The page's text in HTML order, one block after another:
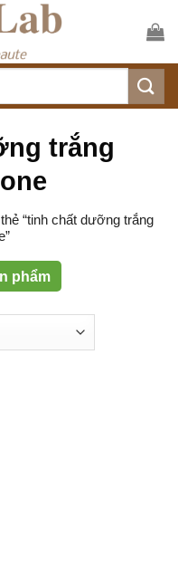
trắng
“tinh chất dưỡng trắng
phẩm